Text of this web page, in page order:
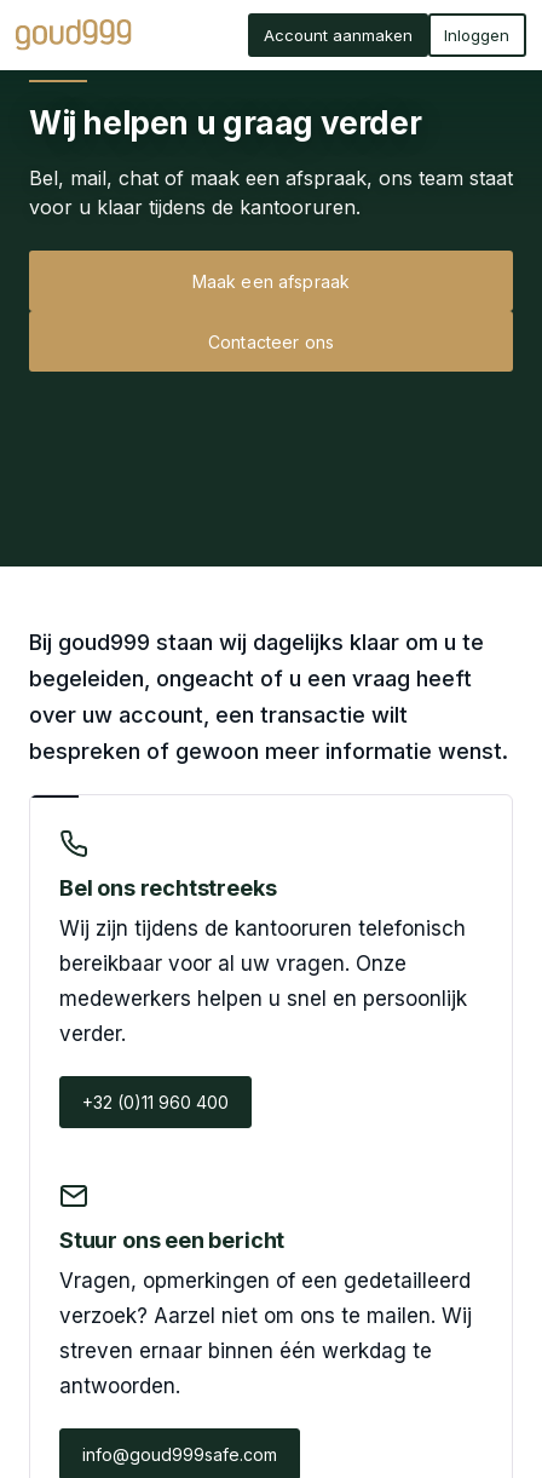
Account aanmaken Inloggen
Wij helpen u graag verder
Bel, mail, chat of maak een afspraak, ons team staat
voor u klaar tijdens de kantooruren.
Maak een afspraak
Contacteer ons
Bij goud999 staan wij dagelijks klaar om u te
begeleiden, ongeacht of u een vraag heeft
over uw account, een transactie wilt
bespreken of gewoon meer informatie wenst.
Bel ons rechtstreeks
Wij zijn tijdens de kantooruren telefonisch
bereikbaar voor al uw vragen. Onze
medewerkers helpen u snel en persoonlijk
verder.
+32 (0)11 960 400
Stuur ons een bericht
Vragen, opmerkingen of een gedetailleerd
verzoek? Aarzel niet om ons te mailen. Wij
streven ernaar binnen één werkdag te
antwoorden.
info@goud999safe.com